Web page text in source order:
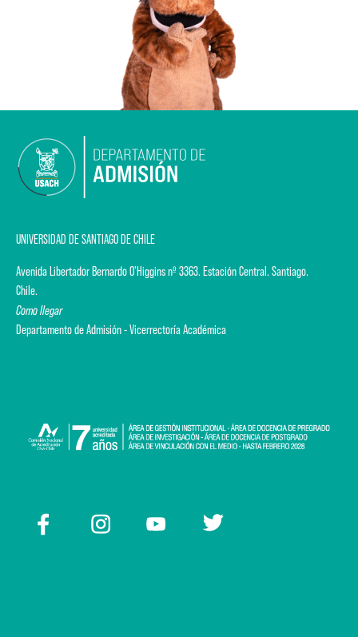
UNIVERSIDAD DE SANTIAGO DE CHILE
Avenida Libertador Bernardo O'Higgins nº 3363. Estación Central. Santiago.
Chile.
Como llegar
Departamento de Admisión - Vicerrectoría Académica